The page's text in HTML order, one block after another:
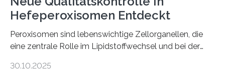
Hefeperoxisomen Entdeckt
Peroxisomen sind lebenswichtige Zellorganellen, die
eine zentrale Rolle im Lipidstoffwechsel und bei der
erfüllen können, müssen zahlreiche Enzyme präzise in
30.10.2025